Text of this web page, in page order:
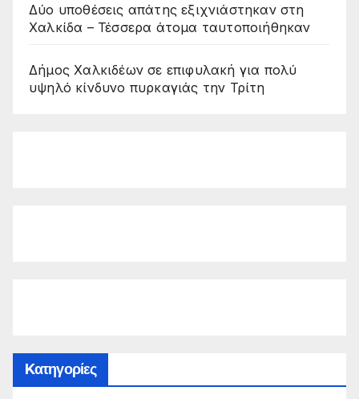
Δύο υποθέσεις απάτης εξιχνιάστηκαν στη
Χαλκίδα – Τέσσερα άτομα ταυτοποιήθηκαν
Δήμος Χαλκιδέων σε επιφυλακή για πολύ
υψηλό κίνδυνο πυρκαγιάς την Τρίτη
Kατηγορίες